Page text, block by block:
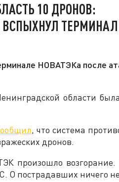
10 ДРОНОВ:
ТЕРМИНАЛ
НОВАТЭКа после
области
, что система
дронов.
произошло возгорание.
О пострадавших ничего